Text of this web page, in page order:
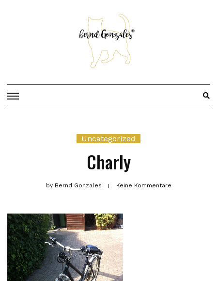
Uncategorized
Charly
byBernd Gonzales Keine Kommentare